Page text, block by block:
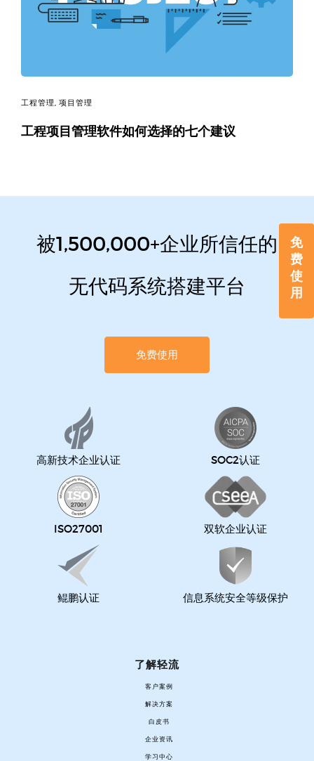
免
费
使
用
工程管理, 项目管理
工程项目管理软件如何选择的七个建议
被1,500,000+企业所信任的
无代码系统搭建平台
免费使用
高新技术企业认证 SOC2认证
ISO27001 双软企业认证
鲲鹏认证 信息系统安全等级保护
了解轻流
客户案例
解决方案
白皮书
企业资讯
学习中心